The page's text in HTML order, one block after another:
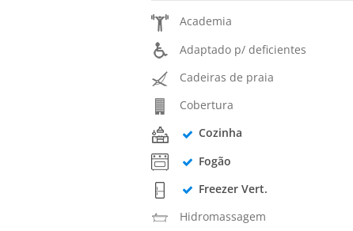
Academia
Adaptado p/ deficientes
Cadeiras de praia
Cobertura
Cozinha
Fogão
Freezer Vert.
Hidromassagem